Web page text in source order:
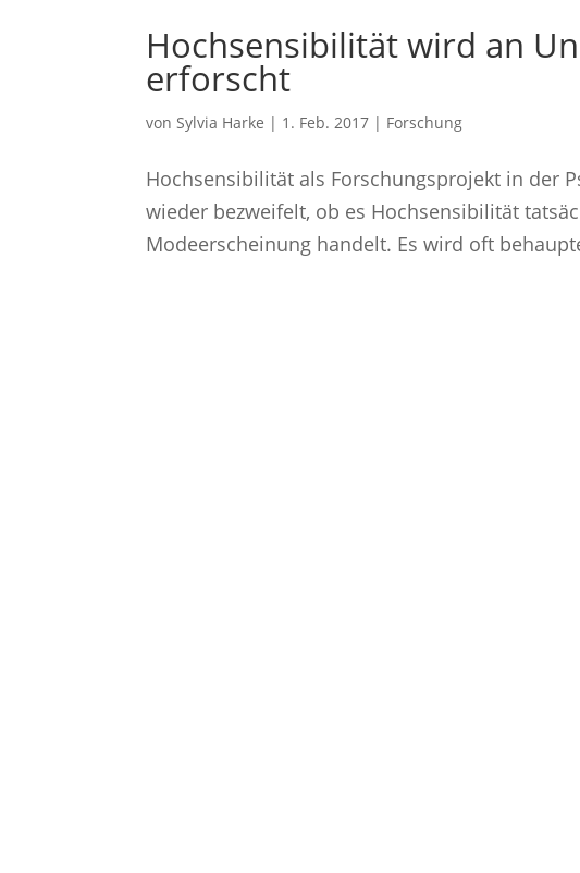
Hochsensibilität wird an
erforscht
vonSylvia Harke | 1. Feb. 2017 | Forschung
Hochsensibilität als Forschungsprojekt in der
wieder bezweifelt, ob es Hochsensibilität
Modeerscheinung handelt. Es wird oft